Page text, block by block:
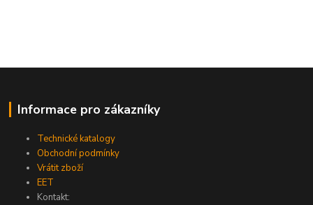
Informace pro zákazníky
Technické katalogy
Obchodní podmínky
Vrátit zboží
EET
Kontakt: